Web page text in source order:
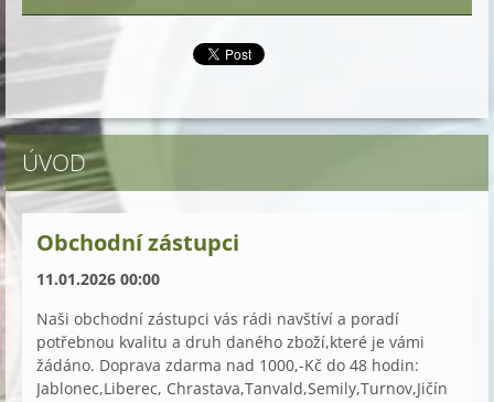
ÚVOD
Obchodní zástupci
11.01.2026 00:00
Naši obchodní zástupci vás rádi navštíví a poradí
potřebnou kvalitu a druh daného zboží,které je vámi
žádáno. Doprava zdarma nad 1000,-Kč do 48 hodin:
Jablonec,Liberec, Chrastava,Tanvald,Semily,Turnov,Jičín